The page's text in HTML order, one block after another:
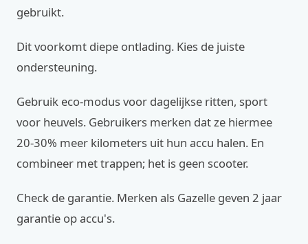
gebruikt.
Dit voorkomt diepe ontlading. Kies de juiste
ondersteuning.
Gebruik eco-modus voor dagelijkse ritten, sport
voor heuvels. Gebruikers merken dat ze hiermee
20-30% meer kilometers uit hun accu halen. En
combineer met trappen; het is geen scooter.
Check de garantie. Merken als Gazelle geven 2 jaar
garantie op accu's.